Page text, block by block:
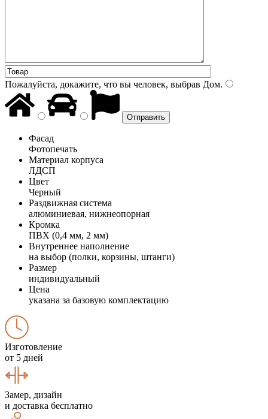
Пожалуйста, докажите, что вы человек, выбрав Дом.
Фасад
Фотопечать
Материал корпуса
ЛДСП
Цвет
Черный
Раздвижная система
алюминиевая, нижнеопорная
Кромка
ПВХ (0,4 мм, 2 мм)
Внутреннее наполнение
на выбор (полки, корзины, штанги)
Размер
индивидуальный
Цена
указана за базовую комплектацию
Изготовление
от 5 дней
Замер, дизайн
и доставка бесплатно